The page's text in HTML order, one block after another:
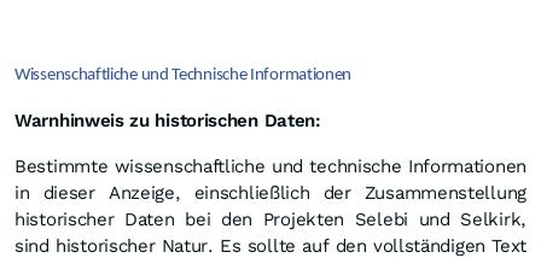
Wissenschaftliche und Technische Informationen
Warnhinweis zu historischen Daten:
Bestimmte wissenschaftliche und technische Informationen
in dieser Anzeige, einschließlich der Zusammenstellung
historischer Daten bei den Projekten Selebi und Selkirk,
sind historischer Natur. Es sollte auf den vollständigen Text